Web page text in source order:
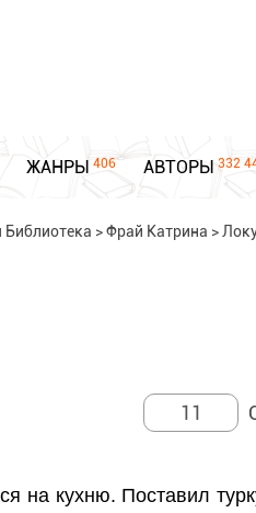
ЖАНРЫ 406 АВТОРЫ 332
>Фрай Катрина >
на кухню. Поставил